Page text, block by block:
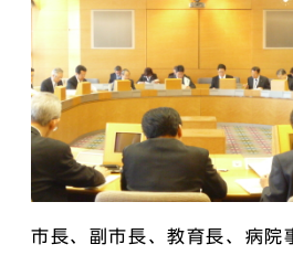
市長、副市長、教育長、病院